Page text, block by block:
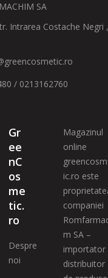
SA
Intrarea Costache Negri
/ 0213162760
Gr
ee
nC
os
me
tic.
ro
Despre
noi
Magazinul
online
ic.ro este
companiei
m SA –
importator
distribuitor